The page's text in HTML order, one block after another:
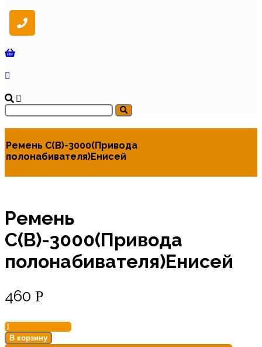
Ремень С(В)-3000(Привода
полонабивателя)Енисей
Ремень
С(В)-3000(Привода
полонабивателя)Енисей
460 Р
Количество
товара
В корзину